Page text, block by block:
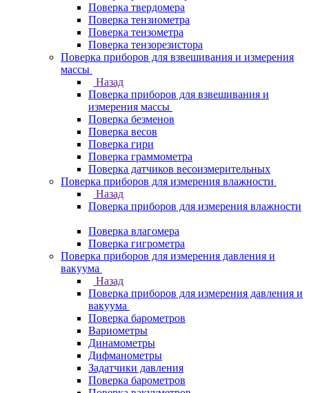
Поверка твердомера
Поверка тензиометра
Поверка тензометра
Поверка тензорезистора
Поверка приборов для взвешивания и измерения
массы
Назад
Поверка приборов для взвешивания и
измерения массы
Поверка безменов
Поверка весов
Поверка гири
Поверка граммометра
Поверка датчиков весоизмерительных
Поверка приборов для измерения влажности
Назад
Поверка приборов для измерения влажности
Поверка влагомера
Поверка гигрометра
Поверка приборов для измерения давления и
вакуума
Назад
Поверка приборов для измерения давления и
вакуума
Поверка барометров
Вариометры
Динамометры
Дифманометры
Задатчики давления
Поверка барометров